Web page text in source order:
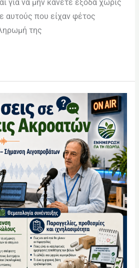
για να μην κάνετε έξοδα χωρίς
αυτούς που είχαν φέτος
της